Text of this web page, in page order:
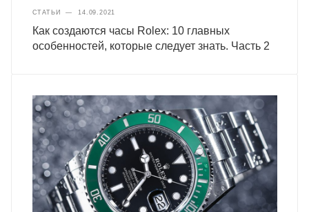
СТАТЬИ — 14.09.2021
Как создаются часы Rolex: 10 главных
особенностей, которые следует знать. Часть 2